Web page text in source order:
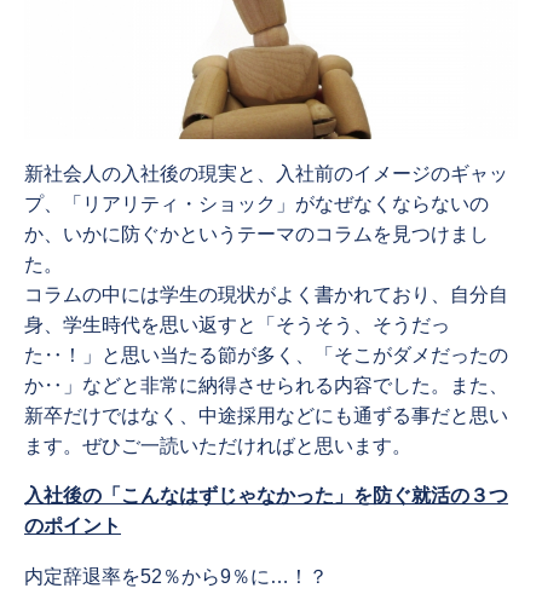
新社会人の入社後の現実と、入社前のイメージのギャッ
プ、「リアリティ・ショック」がなぜなくならないの
か、いかに防ぐかというテーマのコラムを見つけまし
た。
コラムの中には学生の現状がよく書かれており、自分自
身、学生時代を思い返すと「そうそう、そうだっ
た‥！」と思い当たる節が多く、「そこがダメだったの
か‥」などと非常に納得させられる内容でした。また、
新卒だけではなく、中途採用などにも通ずる事だと思い
ます。ぜひご一読いただければと思います。
入社後の「こんなはずじゃなかった」を防ぐ就活の３つ
のポイント
Previous
内定辞退率を52％から9％に…！？